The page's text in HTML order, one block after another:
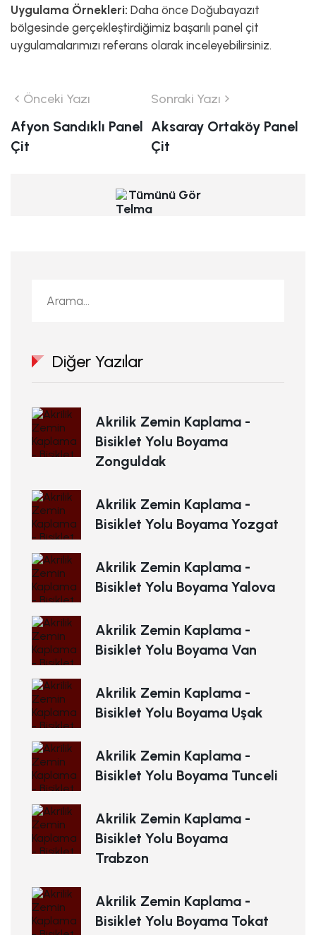
Uygulama Örnekleri: Daha önce Doğubayazıt
bölgesinde gerçekleştirdiğimiz başarılı panel çit
uygulamalarımızı referans olarak inceleyebilirsiniz.
Önceki Yazı
Afyon Sandıklı Panel
Çit
Sonraki Yazı
Aksaray Ortaköy Panel
Çit
Tümünü Gör
Diğer Yazılar
Akrilik Zemin Kaplama -
Bisiklet Yolu Boyama
Zonguldak
Akrilik Zemin Kaplama -
Bisiklet Yolu Boyama Yozgat
Akrilik Zemin Kaplama -
Bisiklet Yolu Boyama Yalova
Akrilik Zemin Kaplama -
Bisiklet Yolu Boyama Van
Akrilik Zemin Kaplama -
Bisiklet Yolu Boyama Uşak
Akrilik Zemin Kaplama -
Bisiklet Yolu Boyama Tunceli
Akrilik Zemin Kaplama -
Bisiklet Yolu Boyama
Trabzon
Akrilik Zemin Kaplama -
Bisiklet Yolu Boyama Tokat